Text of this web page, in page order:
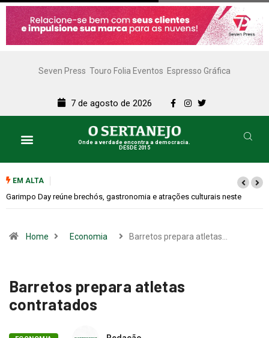
Seven Press Touro Folia Eventos Espresso Gráfica
7 de agosto de 2026
Onde a verdade encontra a democracia.
DESDE 2015
EM ALTA
Bugonia transforma paranoia e conspiração em um suspense
Home Economia Barretos prepara atletas…
Barretos prepara atletas
contratados